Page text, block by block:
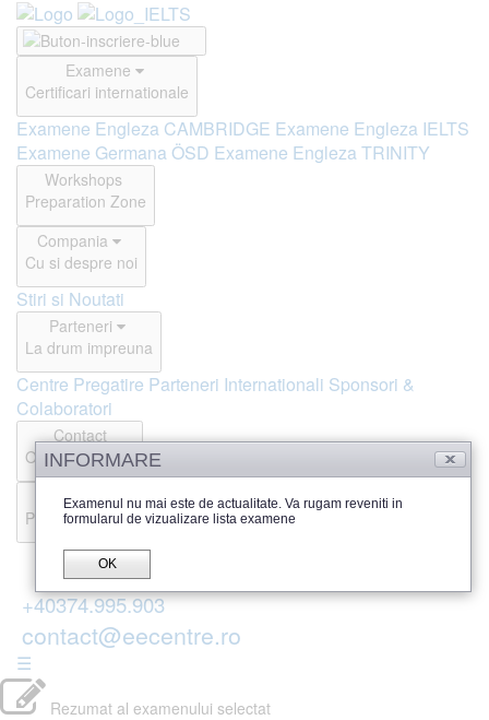
Examene
Certificari internationale
Examene Engleza CAMBRIDGE Examene Engleza IELTS
Examene Germana ÖSD Examene Engleza TRINITY
Workshops
Preparation Zone
Compania
Cu si despre noi
Stiri si Noutati
Parteneri
La drum impreuna
Centre Pregatire Parteneri Internationali Sponsori &
Colaboratori
Contact
Offline si Online
Recenzii
Parerea publicului
+40374.995.903
contact@eecentre.ro
☰
Rezumat al examenului selectat
INFORMARE
Examenul nu mai este de actualitate. Va rugam reveniti in
formularul de vizualizare lista examene
OK